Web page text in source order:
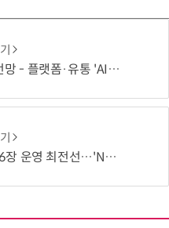
·유통 'AI 에이전트 시대' 개막
전선…'NHN 팩토리X' 가보니